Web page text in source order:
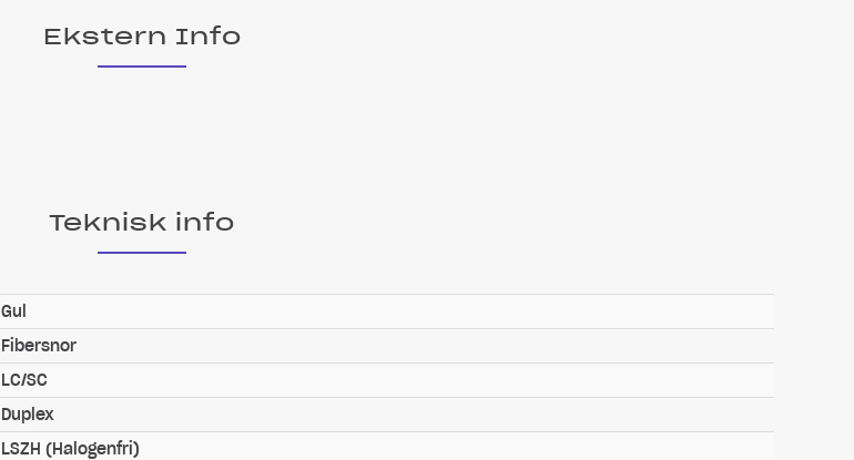
Ekstern Info
Teknisk info
Gul
Fibersnor
LC/SC
Duplex
LSZH (Halogenfri)